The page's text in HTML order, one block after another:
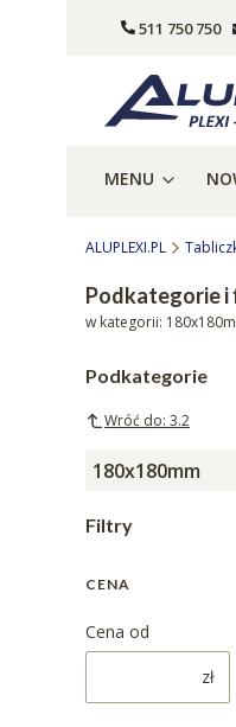
511 750 750
MENU
ALUPLEXI.PL
Podkategorie
w kategorii:
Podkategorie
Wróć do: 3.2
180x180mm
Filtry
CENA
Cena od
zł